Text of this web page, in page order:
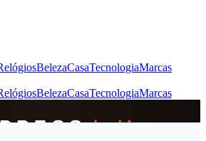
BelezaCasaTecnologiaMarcas
BelezaCasaTecnologiaMarcas